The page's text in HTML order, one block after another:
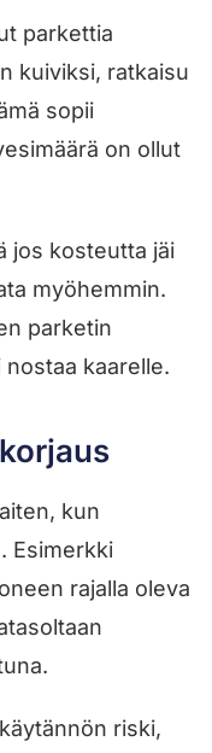
parkettia
kuiviksi, ratkaisu
sopii
on ollut
jos kosteutta jäi
myöhemmin.
parketin
kaarelle.
kun
Esimerkki
rajalla oleva
riski,